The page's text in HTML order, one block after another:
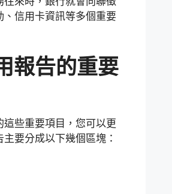
信用卡資訊等多個重要
報告的重要
些重要項目，您可以更
要分成以下幾個區塊：